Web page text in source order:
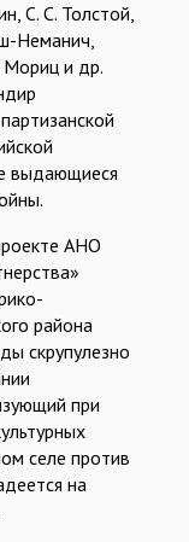
С. С. Толстой,
Неманич,
Мориц и др.
выдающиеся
АНО
района
скрупулезно
при
селе против
на